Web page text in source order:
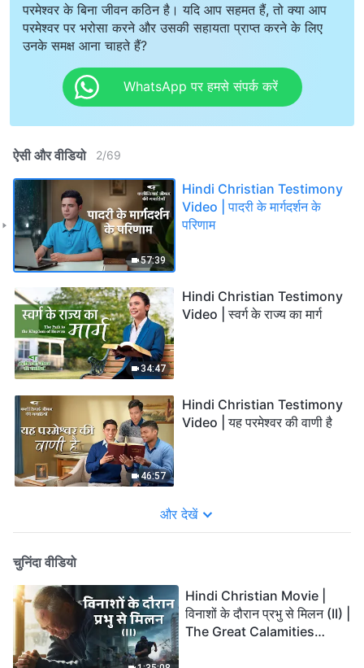
परमेश्वर के बिना जीवन कठिन है। यदि आप सहमत हैं, तो क्या आप
परमेश्वर पर भरोसा करने और उसकी सहायता प्राप्त करने के लिए
उनके समक्ष आना चाहते हैं?
WhatsApp पर हमसे संपर्क करें
ऐसी और वीडियो 2/69
57:39
Hindi Christian Testimony
Video | पादरी के मार्गदर्शन के
परिणाम
34:47
Hindi Christian Testimony
Video | स्वर्ग के राज्य का मार्ग
46:57
Hindi Christian Testimony
Video | यह परमेश्वर की वाणी है
और देखें
चुनिंदा वीडियो
Hindi Christian Movie |
विनाशों के दौरान प्रभु से मिलन (II) |
The Great Calamities